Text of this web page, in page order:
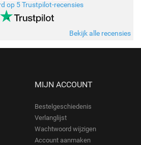
op 5 Trustpilot-recensies
Bekijk alle recensies
MIJN ACCOUNT
Bestelgeschiedenis
Verlanglijst
Wachtwoord wijzigen
Account aanmaken